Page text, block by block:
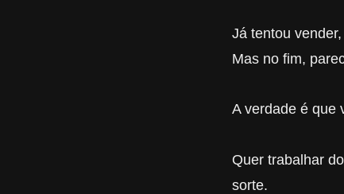
Já tentou
Mas no fim,
A verdade é que
Quer trabalhar
sorte.